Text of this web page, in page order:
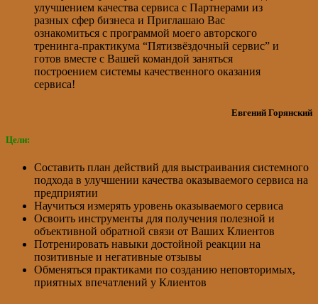
улучшением качества сервиса с Партнерами из
разных сфер бизнеса и Приглашаю Вас
ознакомиться с программой моего авторского
тренинга-практикума “Пятизвёздочный сервис” и
готов вместе с Вашей командой заняться
построением системы качественного оказания
сервиса!
Евгений Горянский
Цели:
Составить план действий для выстраивания системного
подхода в улучшении качества оказываемого сервиса на
предприятии
Научиться измерять уровень оказываемого сервиса
Освоить инструменты для получения полезной и
объективной обратной связи от Ваших Клиентов
Потренировать навыки достойной реакции на
позитивные и негативные отзывы
Обменяться практиками по созданию неповторимых,
приятных впечатлений у Клиентов